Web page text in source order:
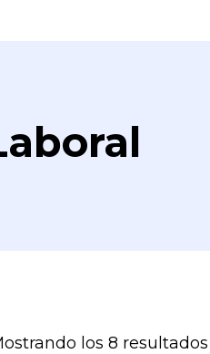
los 8 resultados